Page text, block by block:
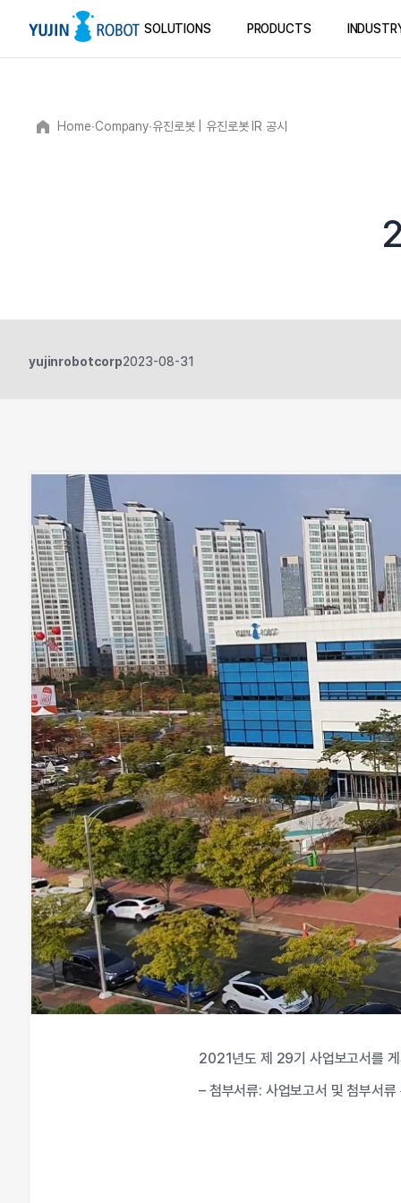
SOLUTIONS PRODUCTS
Home∙Company∙유진로봇 | 유진로봇 IR 공시
yujinrobotcorp2023-08-31
2021년도 제 29기 사업보고서를
– 첨부서류: 사업보고서 및 첨부서류